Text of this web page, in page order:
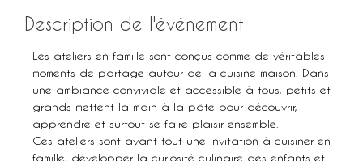
Description de l'événement
Les ateliers en famille sont conçus comme de véritables
moments de partage autour de la cuisine maison. Dans
une ambiance conviviale et accessible à tous, petits et
grands mettent la main à la pâte pour découvrir,
apprendre et surtout se faire plaisir ensemble.
Ces ateliers sont avant tout une invitation à cuisiner en
famille, développer la curiosité culinaire des enfants et